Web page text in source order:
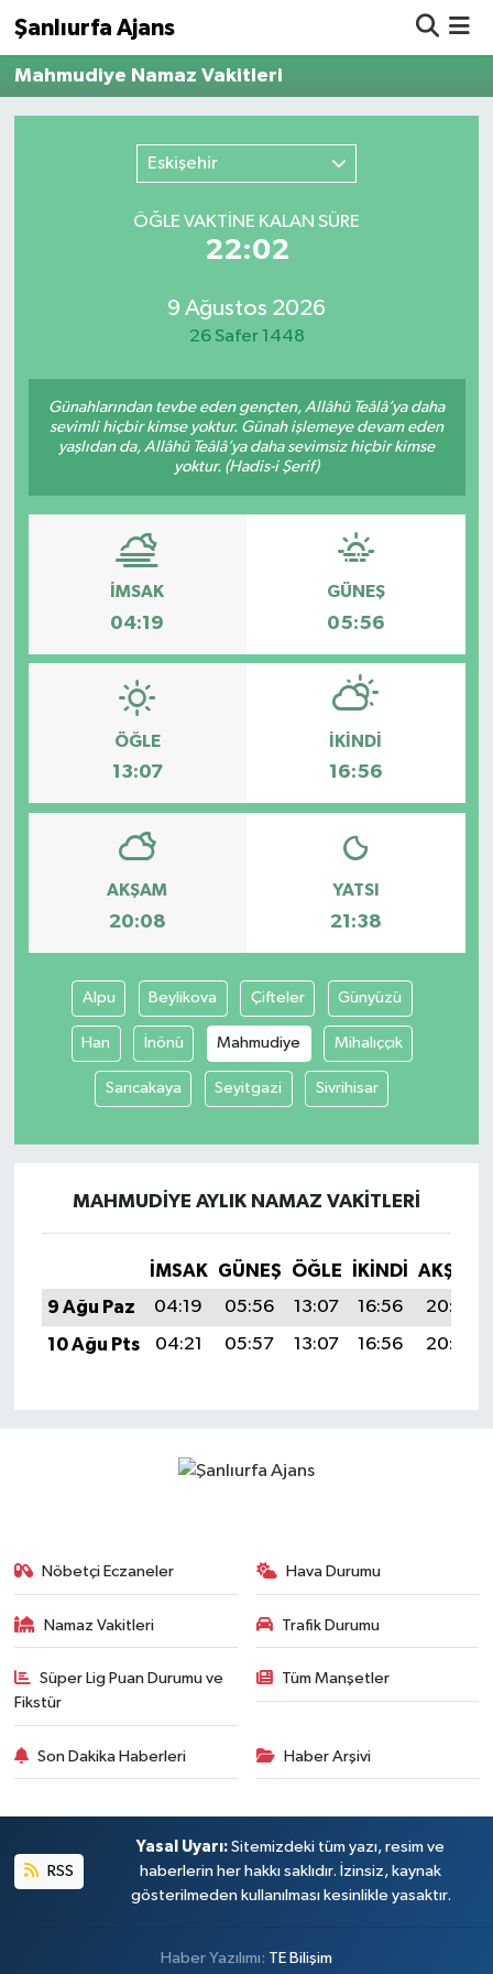
Şanlıurfa Ajans
Mahmudiye Namaz Vakitleri
Eskişehir
ÖĞLE VAKTİNE KALAN SÜRE
22:02
9 Ağustos 2026
26 Safer 1448
Günahlarından tevbe eden gençten, Allâhü Teâlâ’ya daha
sevimli hiçbir kimse yoktur. Günah işlemeye devam eden
yaşlıdan da, Allâhü Teâlâ’ya daha sevimsiz hiçbir kimse
yoktur. (Hadis-i Şerif)
İMSAK
04:19
GÜNEŞ
05:56
ÖĞLE
13:07
İKINDI
16:56
AKŞAM
20:08
YATSI
21:38
Alpu Beylikova Çifteler Günyüzü
Han İnönü Mahmudiye Mihalıççık
Sarıcakaya Seyitgazi Sivrihisar
MAHMUDIYE AYLIK NAMAZ VAKITLERI
İMSAK GÜNEŞ ÖĞLE İKINDI
AKŞAM
9 Ağu Paz
04:19 05:56 13:07 16:56
20:08
10 Ağu Pts
04:21 05:57 13:07 16:56 20:06
Nöbetçi Eczaneler Hava Durumu
Namaz Vakitleri Trafik Durumu
Süper Lig Puan Durumu ve
Fikstür
Tüm Manşetler
Son Dakika Haberleri Haber Arşivi
RSS
Yasal Uyarı: Sitemizdeki tüm yazı, resim ve
haberlerin her hakkı saklıdır. İzinsiz, kaynak
gösterilmeden kullanılması kesinlikle yasaktır.
Haber Yazılımı: TE Bilişim
Nöbetçi Eczaneler
Süper Lig Puan Durumu ve Fikstür
Son Dakika Haberleri